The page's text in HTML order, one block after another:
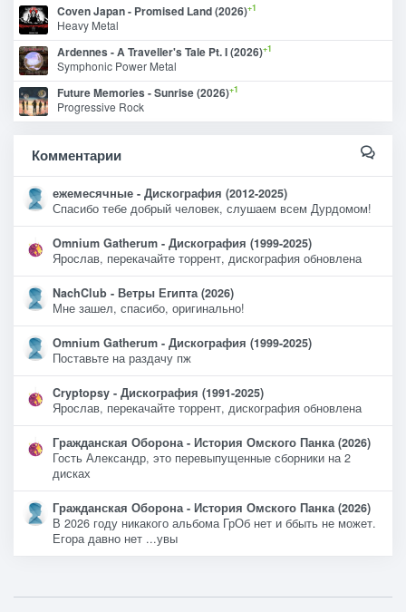
Coven Japan - Promised Land (2026)+1
Heavy Metal
Ardennes - A Traveller's Tale Pt. I (2026)+1
Symphonic Power Metal
Future Memories - Sunrise (2026)+1
Progressive Rock
Комментарии
ежемесячные - Дискография (2012-2025)
Спасибо тебе добрый человек, слушаем всем Дурдомом!
Omnium Gatherum - Дискография (1999-2025)
Ярослав, перекачайте торрент, дискография обновлена
NachClub - Ветры Египта (2026)
Мне зашел, спасибо, оригинально!
Omnium Gatherum - Дискография (1999-2025)
Поставьте на раздачу пж
Cryptopsy - Дискография (1991-2025)
Ярослав, перекачайте торрент, дискография обновлена
Гражданская Оборона - История Омского Панка (2026)
Гость Александр, это перевыпущенные сборники на 2
дисках
Гражданская Оборона - История Омского Панка (2026)
В 2026 году никакого альбома ГрОб нет и ббыть не может.
Егора давно нет ...увы